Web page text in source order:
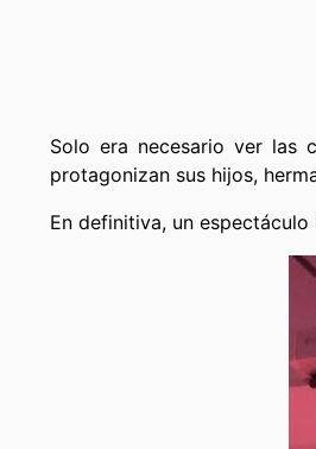
Solo era necesario ver las
protagonizan sus hijos,
En definitiva, un